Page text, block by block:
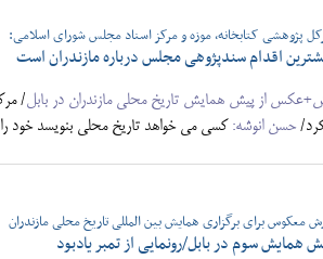
پژوهشی کتابخانه، موزه و مرکز اسناد مجلس شورای اسلامی:
اقدام سندپژوهی مجلس درباره مازندران است
از پیش همایش تاریخ محلی مازندران در بابل/
حسن انوشه: کسی می خواهد تاریخ محلی بنویسد خود
معکوس برای برگزاری همایش بین المللی تاریخ محلی مازندران
همایش سوم در بابل/رونمایی از تمبر یادبود